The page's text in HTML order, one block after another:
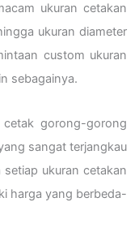
ukuran cetakan
ukuran diameter
custom ukuran
sebagainya.
gorong-gorong
sangat terjangkau
ukuran cetakan
harga yang berbeda-